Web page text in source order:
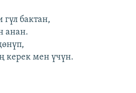
гүл бактан,
анан.
керек мен үчүн.